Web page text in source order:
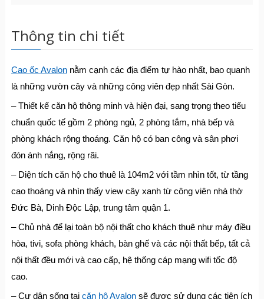
Thông tin chi tiết
Cao ốc Avalonnằm cạnh các địa điểm tự hào nhất, bao quanh
là những vườn cây và những công viên đẹp nhất Sài Gòn.
– Thiết kế căn hộ thông minh và hiện đại, sang trọng theo tiểu
chuẩn quốc tế gồm 2 phòng ngủ, 2 phòng tắm, nhà bếp và
phòng khách rộng thoáng. Căn hộ có ban công và sân phơi
đón ánh nắng, rộng rãi.
– Diện tích căn hộ cho thuê là 104m2 với tầm nhìn tốt, từ tầng
cao thoáng và nhìn thấy view cây xanh từ công viên nhà thờ
Đức Bà, Dinh Độc Lập, trung tâm quận 1.
– Chủ nhà để lại toàn bộ nội thất cho khách thuê như máy điều
hòa, tivi, sofa phòng khách, bàn ghế và các nội thất bếp, tất cả
nội thất đều mới và cao cấp, hệ thống cáp mạng wifi tốc độ
cao.
– Cư dân sống tại căn hộ Avalonsẽ được sử dụng các tiện ích